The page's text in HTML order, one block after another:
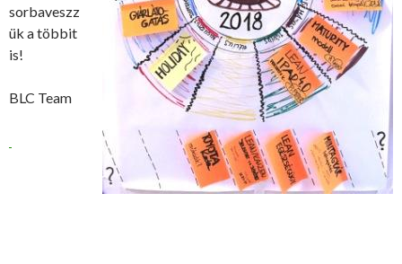
sorbaveszz
ük a többit
is!
BLC Team